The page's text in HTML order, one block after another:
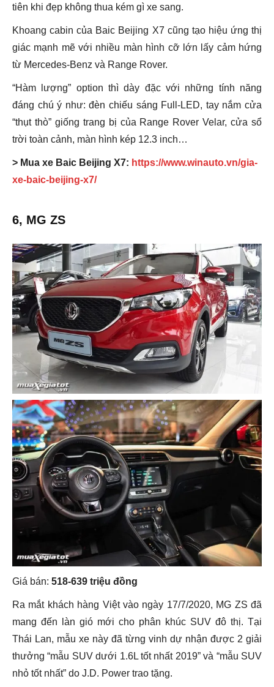
tiên khi đẹp không thua kém gì xe sang.
Khoang cabin của Baic Beijing X7 cũng tạo hiệu ứng thị
giác mạnh mẽ với nhiều màn hình cỡ lớn lấy cảm hứng
từ Mercedes-Benz và Range Rover.
“Hàm lượng” option thì dày đặc với những tính năng
đáng chú ý như: đèn chiếu sáng Full-LED, tay nắm cửa
“thụt thò” giống trang bị của Range Rover Velar, cửa sổ
trời toàn cảnh, màn hình kép 12.3 inch…
> Mua xe Baic Beijing X7: https://www.winauto.vn/gia-
xe-baic-beijing-x7/
6, MG ZS
Giá bán: 518-639 triệu đồng
Ra mắt khách hàng Việt vào ngày 17/7/2020, MG ZS đã
mang đến làn gió mới cho phân khúc SUV đô thị. Tại
Thái Lan, mẫu xe này đã từng vinh dự nhận được 2 giải
thưởng “mẫu SUV dưới 1.6L tốt nhất 2019” và “mẫu SUV
nhỏ tốt nhất” do J.D. Power trao tặng.